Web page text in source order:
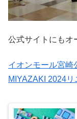
公式サイトにもオ
イオンモール宮崎
MIYAZAKI 2024